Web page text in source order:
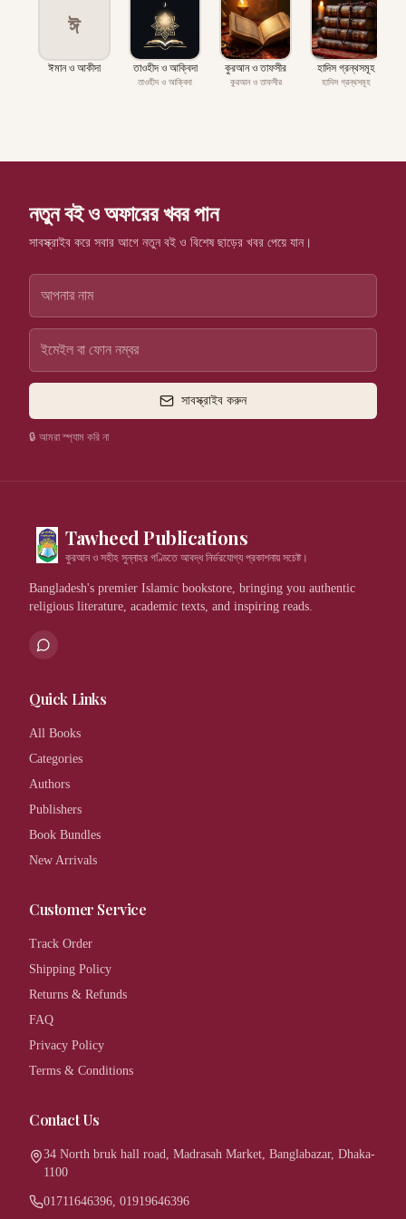
ঈ
ঈমান ও আকীদা তাওহীদ ও আক্বিদা
তাওহীদ ও আক্বিদা
কুরআন ও তাফসীর
কুরআন ও তাফসীর
হাদিস গ্রন্থসমূহ
হাদিস গ্রন্থসমূহ
নতুন বই ও অফারের খবর পান
সাবস্ক্রাইব করে সবার আগে নতুন বই ও বিশেষ ছাড়ের খবর পেয়ে যান।
সাবস্ক্রাইব করুন
🔒 আমরা স্প্যাম করি না
Tawheed Publications
কুরআন ও সহীহ সুন্নাহর গণ্ডিতে আবদ্ধ নির্ভরযোগ্য প্রকাশনায় সচেষ্ট।
Bangladesh's premier Islamic bookstore, bringing you authentic
religious literature, academic texts, and inspiring reads.
Quick Links
All Books
Categories
Authors
Publishers
Book Bundles
New Arrivals
Customer Service
Track Order
Shipping Policy
Returns & Refunds
FAQ
Privacy Policy
Terms & Conditions
Contact Us
34 North bruk hall road, Madrasah Market, Banglabazar, Dhaka-
1100
01711646396, 01919646396